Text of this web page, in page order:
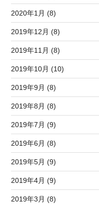
2020年1月 (8)
2019年12月 (8)
2019年11月 (8)
2019年10月 (10)
2019年9月 (8)
2019年8月 (8)
2019年7月 (9)
2019年6月 (8)
2019年5月 (9)
2019年4月 (9)
2019年3月 (8)